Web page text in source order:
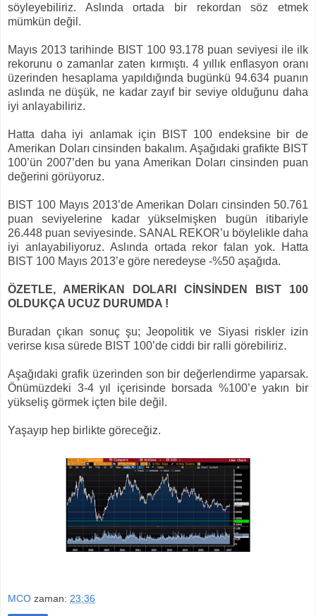
söyleyebiliriz. Aslında ortada bir rekordan söz etmek
mümkün değil.
Mayıs 2013 tarihinde BIST 100 93.178 puan seviyesi ile ilk
rekorunu o zamanlar zaten kırmıştı. 4 yıllık enflasyon oranı
üzerinden hesaplama yapıldığında bugünkü 94.634 puanın
aslında ne düşük, ne kadar zayıf bir seviye olduğunu daha
iyi anlayabiliriz.
Hatta daha iyi anlamak için BIST 100 endeksine bir de
Amerikan Doları cinsinden bakalım. Aşağıdaki grafikte BIST
100’ün 2007’den bu yana Amerikan Doları cinsinden puan
değerini görüyoruz.
BIST 100 Mayıs 2013’de Amerikan Doları cinsinden 50.761
puan seviyelerine kadar yükselmişken bugün itibariyle
26.448 puan seviyesinde. SANAL REKOR’u böylelikle daha
iyi anlayabiliyoruz. Aslında ortada rekor falan yok. Hatta
BIST 100 Mayıs 2013’e göre neredeyse -%50 aşağıda.
ÖZETLE, AMERİKAN DOLARI CİNSİNDEN BIST 100
OLDUKÇA UCUZ DURUMDA !
Buradan çıkan sonuç şu; Jeopolitik ve Siyasi riskler izin
verirse kısa sürede BIST 100’de ciddi bir ralli görebiliriz.
Aşağıdaki grafik üzerinden son bir değerlendirme yaparsak.
Önümüzdeki 3-4 yıl içerisinde borsada %100’e yakın bir
yükseliş görmek içten bile değil.
Yaşayıp hep birlikte göreceğiz.
MCO zaman: 23:36